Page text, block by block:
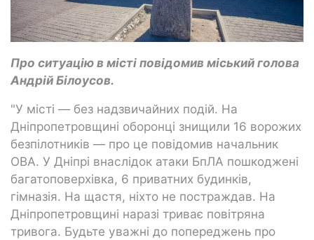
Про ситуацію в місті повідомив міський голова
Андрій Білоусов.
"У місті — без надзвичайних подій. На
Дніпропетровщині оборонці знищили 16 ворожих
безпілотників — про це повідомив начальник
ОВА. У Дніпрі внаслідок атаки БпЛА пошкоджені
багатоповерхівка, 6 приватних будинків,
гімназія. На щастя, ніхто не постраждав. На
Дніпропетровщині наразі триває повітряна
тривога. Будьте уважні до попереджень про